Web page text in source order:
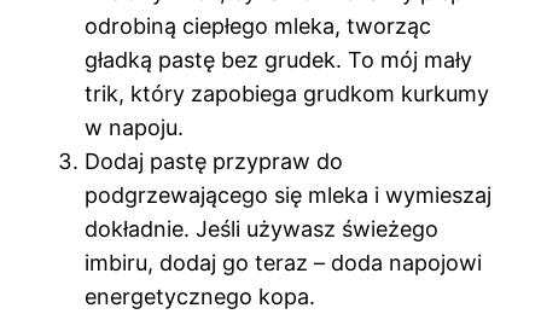
odrobiną ciepłego mleka, tworząc
gładką pastę bez grudek. To mój mały
trik, który zapobiega grudkom kurkumy
w napoju.
Dodaj pastę przypraw do
podgrzewającego się mleka i wymieszaj
dokładnie. Jeśli używasz świeżego
imbiru, dodaj go teraz – doda napojowi
energetycznego kopa.